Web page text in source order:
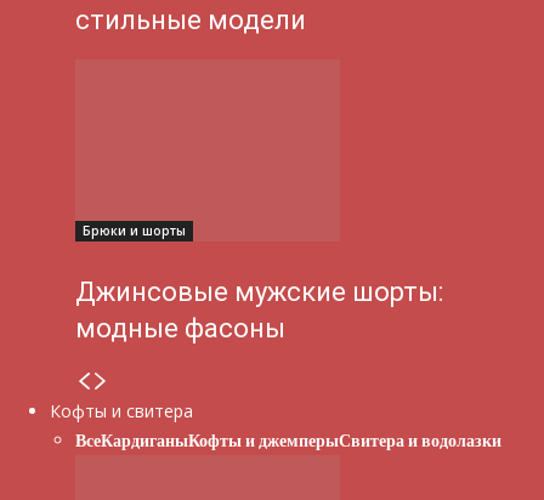
стильные модели
Брюки и шорты
Джинсовые мужские шорты:
модные фасоны
Кофты и свитера
ВсеКардиганыКофты и джемперыСвитера и водолазки